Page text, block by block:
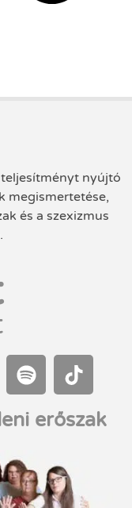
nyújtó
megismertetése,
és a szexizmus
erőszak